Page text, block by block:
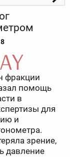
фракции
помощь
в
для
и
зрение,
давление